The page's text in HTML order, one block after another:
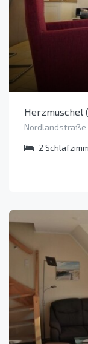
Herzmuschel
Nordlandstraße
2